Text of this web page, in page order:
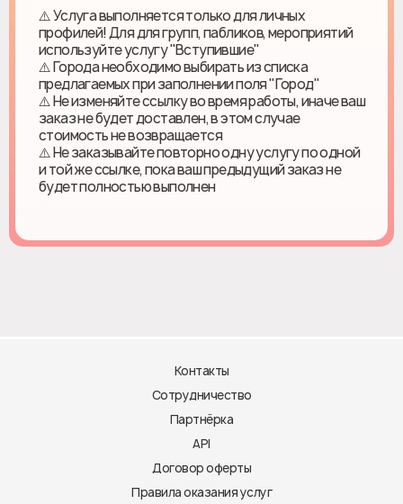
⚠️ Услуга выполняется только для личных
профилей! Для для групп, пабликов, мероприятий
используйте услугу "Вступившие"
⚠️ Города необходимо выбирать из списка
предлагаемых при заполнении поля "Город"
⚠️ Не изменяйте ссылку во время работы, иначе ваш
заказ не будет доставлен, в этом случае
стоимость не возвращается
⚠️ Не заказывайте повторно одну услугу по одной
и той же ссылке, пока ваш предыдущий заказ не
будет полностью выполнен
Контакты
Сотрудничество
Партнёрка
API
Договор оферты
Правила оказания услуг